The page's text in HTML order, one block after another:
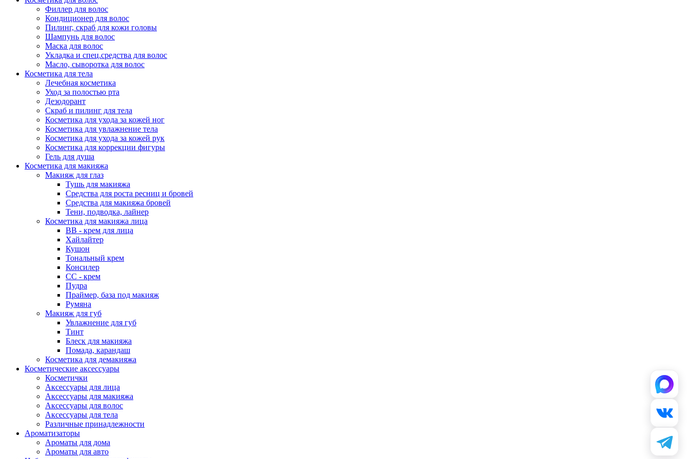
Упаковка
Наборы
Филлер для волос
Кондиционер для волос
Пилинг, скраб для кожи головы
Шампунь для волос
Маска для волос
Укладка и спец.средства для волос
Масло, сыворотка для волос
Косметика для тела
Лечебная косметика
Уход за полостью рта
Дезодорант
Скраб и пилинг для тела
Косметика для ухода за кожей ног
Косметика для увлажнение тела
Косметика для ухода за кожей рук
Косметика для коррекции фигуры
Гель для душа
Косметика для макияжа
Макияж для глаз
Тушь для макияжа
Средства для роста ресниц и бровей
Средства для макияжа бровей
Тени, подводка, лайнер
Косметика для макияжа лица
ВВ - крем для лица
Хайлайтер
Кушон
Тональный крем
Консилер
СС - крем
Пудра
Праймер, база под макияж
Румяна
Макияж для губ
Увлажнение для губ
Тинт
Блеск для макияжа
Помада, карандаш
Косметика для демакияжа
Косметические аксессуары
Косметички
Аксессуары для лица
Аксессуары для макияжа
Аксессуары для волос
Аксессуары для тела
Различные принадлежности
Ароматизаторы
Ароматы для дома
Ароматы для авто